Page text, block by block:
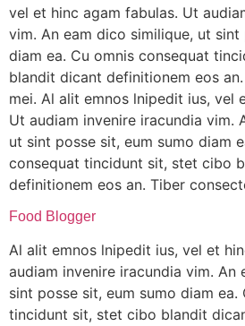
vel et hinc agam fabulas. Ut
vim. An eam dico similique, ut sint
diam ea. Cu omnis consequat
blandit dicant definitionem eos
mei. Al alit emnos lnipedit ius, vel
Ut audiam invenire iracundia vim.
ut sint posse sit, eum sumo diam
consequat tincidunt sit, stet cibo
definitionem eos an. Tiber
Food Blogger
Al alit emnos lnipedit ius, vel et
audiam invenire iracundia vim. An
sint posse sit, eum sumo diam ea.
tincidunt sit, stet cibo blandit